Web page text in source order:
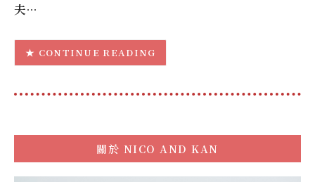
夫…
CONTINUE READING
關於 NICO AND KAN